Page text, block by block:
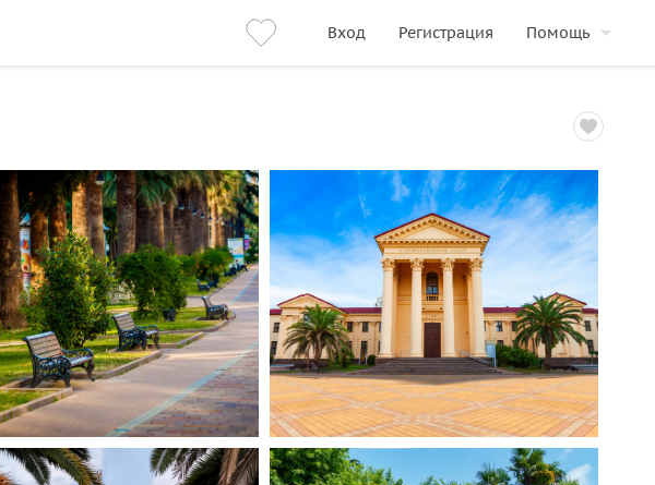
Вход Регистрация Помощь